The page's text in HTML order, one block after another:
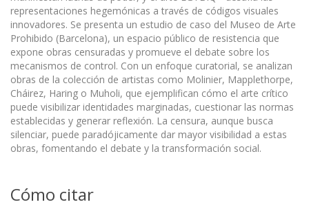
representaciones hegemónicas a través de códigos visuales
innovadores. Se presenta un estudio de caso del Museo de Arte
Prohibido (Barcelona), un espacio público de resistencia que
expone obras censuradas y promueve el debate sobre los
mecanismos de control. Con un enfoque curatorial, se analizan
obras de la colección de artistas como Molinier, Mapplethorpe,
Cháirez, Haring o Muholi, que ejemplifican cómo el arte crítico
puede visibilizar identidades marginadas, cuestionar las normas
establecidas y generar reflexión. La censura, aunque busca
silenciar, puede paradójicamente dar mayor visibilidad a estas
obras, fomentando el debate y la transformación social.
Cómo citar